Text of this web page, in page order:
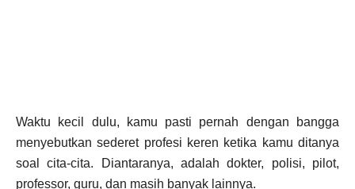
Waktu kecil dulu, kamu pasti pernah dengan bangga
menyebutkan sederet profesi keren ketika kamu ditanya
soal cita-cita. Diantaranya, adalah dokter, polisi, pilot,
professor, guru, dan masih banyak lainnya.